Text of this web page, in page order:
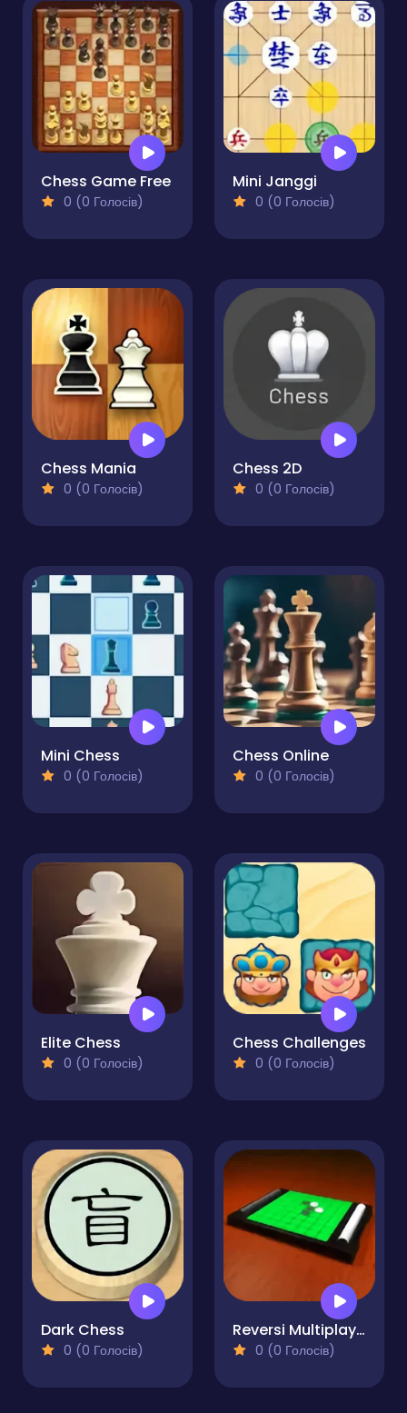
Chess Game Free
0 (0 Голосів)
Mini Janggi
0 (0 Голосів)
Chess Mania
0 (0 Голосів)
Chess 2D
0 (0 Голосів)
Mini Chess
0 (0 Голосів)
Chess Online
0 (0 Голосів)
Elite Chess
0 (0 Голосів)
Chess Challenges
0 (0 Голосів)
Dark Chess
0 (0 Голосів)
Reversi Multiplayer
0 (0 Голосів)